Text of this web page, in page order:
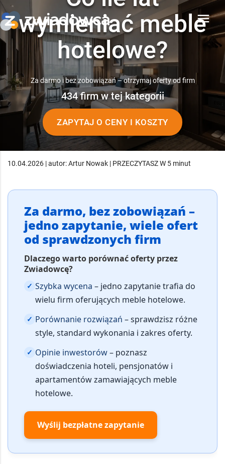
menu
wymieniać meble
hotelowe?
Za darmo i bez zobowiązań – otrzymaj oferty od firm
434 firm w tej kategorii
ZAPYTAJ O CENY I KOSZTY
10.04.2026 | autor: Artur Nowak | PRZECZYTASZ W 5 minut
Za darmo, bez zobowiązań –
jedno zapytanie, wiele ofert
od sprawdzonych firm
Dlaczego warto porównać oferty przez
Zwiadowcę?
✓ Szybka wycena – jedno zapytanie trafia do
wielu firm oferujących meble hotelowe.
✓ Porównanie rozwiązań – sprawdzisz różne
style, standard wykonania i zakres oferty.
✓ Opinie inwestorów– poznasz
doświadczenia hoteli, pensjonatów i
apartamentów zamawiających meble
hotelowe.
Wyślij bezpłatne zapytanie